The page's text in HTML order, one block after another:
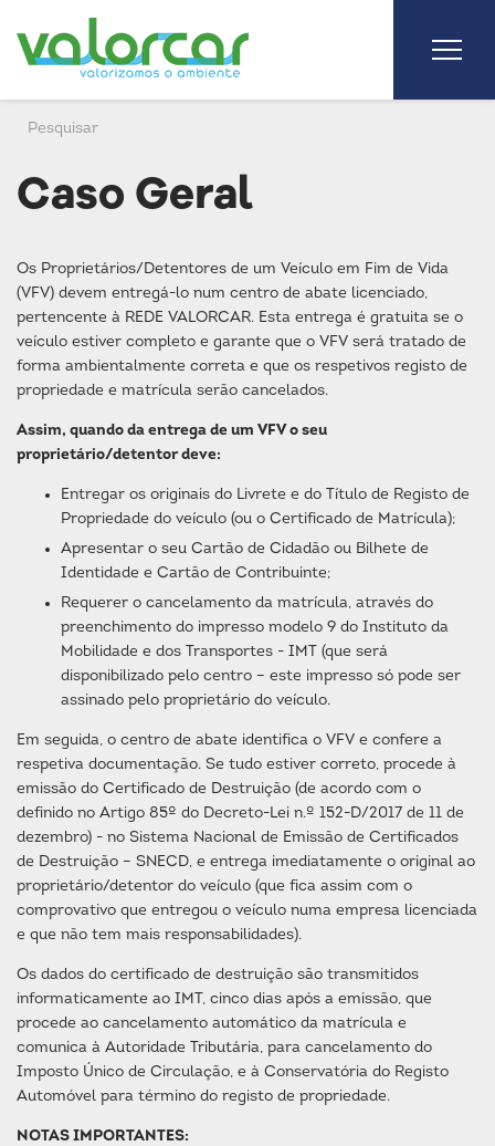
Caso Geral
Os Proprietários/Detentores de um Veículo em Fim de Vida
(VFV) devem entregá-lo num centro de abate licenciado,
pertencente à REDE VALORCAR. Esta entrega é gratuita se o
veículo estiver completo e garante que o VFV será tratado de
forma ambientalmente correta e que os respetivos registo de
propriedade e matrícula serão cancelados.
Assim, quando da entrega de um VFV o seu
proprietário/detentor deve:
Entregar os originais do Livrete e do Título de Registo de
Propriedade do veículo (ou o Certificado de Matrícula);
Apresentar o seu Cartão de Cidadão ou Bilhete de
Identidade e Cartão de Contribuinte;
Requerer o cancelamento da matrícula, através do
preenchimento do impresso modelo 9 do Instituto da
Mobilidade e dos Transportes - IMT (que será
disponibilizado pelo centro – este impresso só pode ser
assinado pelo proprietário do veículo.
Em seguida, o centro de abate identifica o VFV e confere a
respetiva documentação. Se tudo estiver correto, procede à
emissão do Certificado de Destruição (de acordo com o
definido no Artigo 85º do Decreto-Lei n.º 152-D/2017 de 11 de
dezembro) - no Sistema Nacional de Emissão de Certificados
de Destruição – SNECD, e entrega imediatamente o original ao
proprietário/detentor do veículo (que fica assim com o
comprovativo que entregou o veículo numa empresa licenciada
e que não tem mais responsabilidades).
Os dados do certificado de destruição são transmitidos
informaticamente ao IMT, cinco dias após a emissão, que
procede ao cancelamento automático da matrícula e
comunica à Autoridade Tributária, para cancelamento do
Imposto Único de Circulação, e à Conservatória do Registo
Automóvel para término do registo de propriedade.
NOTAS IMPORTANTES: